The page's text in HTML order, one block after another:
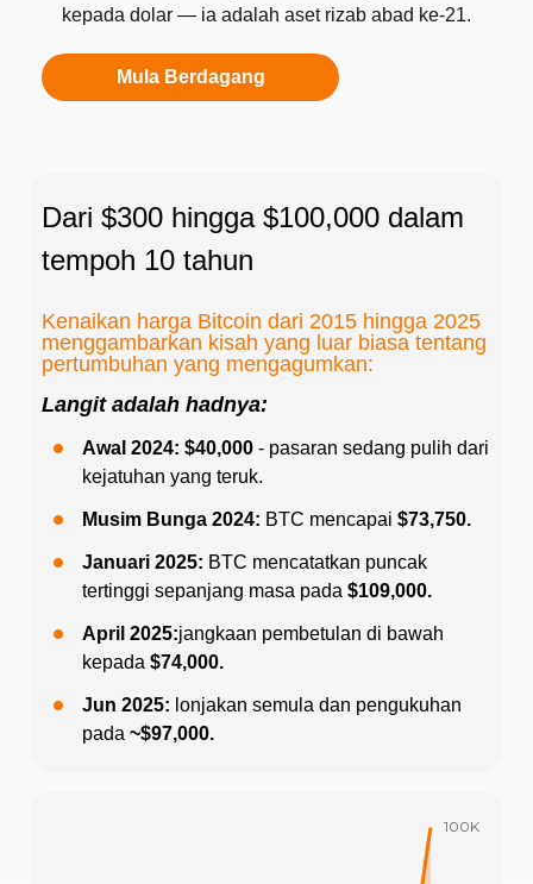
kepada dolar — ia adalah aset rizab abad ke-21.
Mula Berdagang
Dari $300 hingga $100,000 dalam
tempoh 10 tahun
Kenaikan harga Bitcoin dari 2015 hingga 2025
menggambarkan kisah yang luar biasa tentang
pertumbuhan yang mengagumkan:
Langit adalah hadnya:
Awal 2024: $40,000 - pasaran sedang pulih dari
kejatuhan yang teruk.
Musim Bunga 2024: BTC mencapai $73,750.
Januari 2025: BTC mencatatkan puncak
tertinggi sepanjang masa pada $109,000.
April 2025:jangkaan pembetulan di bawah
kepada $74,000.
Jun 2025: lonjakan semula dan pengukuhan
pada ~$97,000.